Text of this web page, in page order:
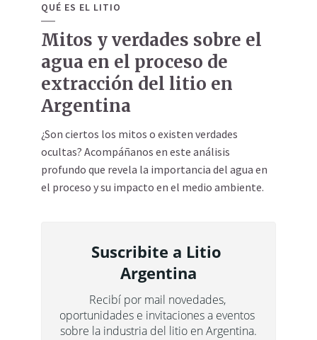
QUÉ ES EL LITIO
Mitos y verdades sobre el
agua en el proceso de
extracción del litio en
Argentina
¿Son ciertos los mitos o existen verdades
ocultas? Acompáñanos en este análisis
profundo que revela la importancia del agua en
el proceso y su impacto en el medio ambiente.
Suscribite a Litio
Argentina
Recibí por mail novedades,
oportunidades e invitaciones a eventos
sobre la industria del litio en Argentina.